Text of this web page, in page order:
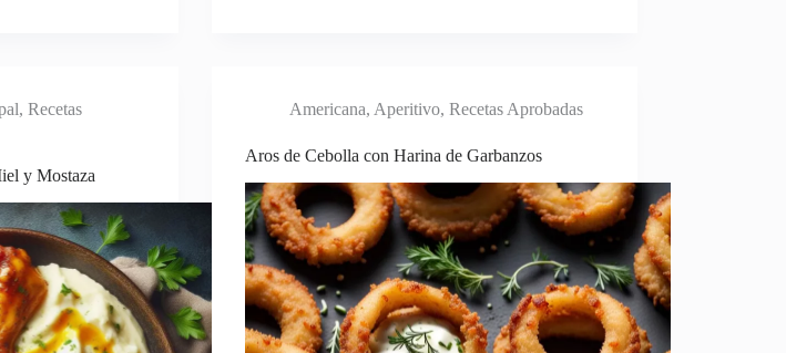
,Recetas
y Mostaza
Americana, Aperitivo,Recetas Aprobadas
Aros de Cebolla con Harina de Garbanzos